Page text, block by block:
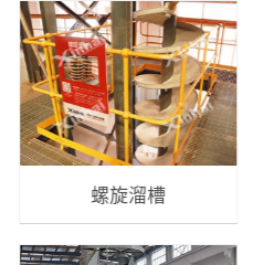
螺旋溜槽